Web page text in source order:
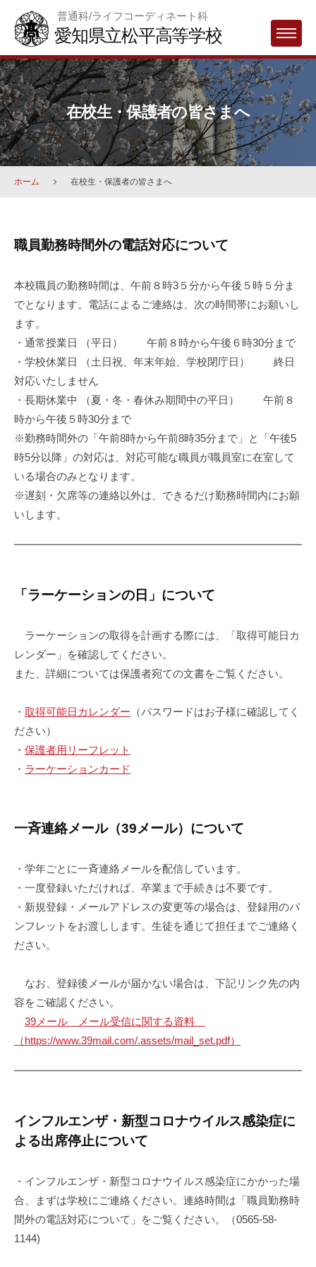
content
普通科/ライフコーディネート科
愛知県立松平高等学校 MENU
在校生・保護者の皆さまへ
ホーム 在校生・保護者の皆さまへ
在
生・
保
護
者
の
皆
さ
ま
へ
2026
7
職員勤務時間外の電話対応について
本校職員の勤務時間は、午前８時3５分から午後５時５分ま
でとなります。電話によるご連絡は、次の時間帯にお願いし
ます。
・通常授業日 （平日） 午前８時から午後６時30分まで
・学校休業日 （土日祝、年末年始、学校閉庁日） 終日
対応いたしません
・長期休業中 （夏・冬・春休み期間中の平日） 午前８
時から午後５時30分まで
※勤務時間外の「午前8時から午前8時35分まで」と「午後5
時5分以降」の対応は、対応可能な職員が職員室に在室して
いる場合のみとなります。
※遅刻・欠席等の連絡以外は、できるだけ勤務時間内にお願
いします。
「ラーケーションの日」について
ラーケーションの取得を計画する際には、「取得可能日カ
レンダー」を確認してください。
また、詳細については保護者宛ての文書をご覧ください。
・ 取得可能日カレンダー （パスワードはお子様に確認してく
ださい）
・ 保護者用リーフレット
・ ラーケーションカード
一斉連絡メール（39メール）について
・学年ごとに一斉連絡メールを配信しています。
・一度登録いただければ、卒業まで手続きは不要です。
・新規登録・メールアドレスの変更等の場合は、登録用のパ
ンフレットをお渡しします。生徒を通じて担任までご連絡く
ださい。
なお、登録後メールが届かない場合は、下記リンク先の内
容をご確認ください。
39メール メール受信に関する資料
（https://www.39mail.com/.assets/mail_set.pdf）
インフルエンザ・新型コロナウイルス感染症に
よる出席停止について
・インフルエンザ・新型コロナウイルス感染症にかかった場
合、まずは学校にご連絡ください。連絡時間は「職員勤務時
間外の電話対応について」をご覧ください。（0565-58-
1144)